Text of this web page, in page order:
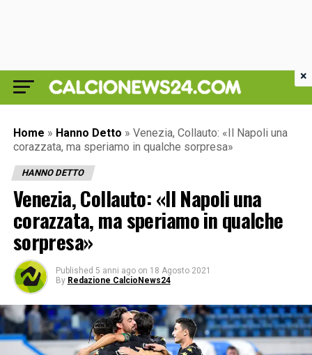
Home » Hanno Detto » Venezia, Collauto: «Il Napoli una
corazzata, ma speriamo in qualche sorpresa»
HANNO DETTO
Venezia, Collauto: «Il Napoli una
corazzata, ma speriamo in qualche
sorpresa»
Published 5 anni ago on 18 Agosto 2021
By Redazione CalcioNews24
×